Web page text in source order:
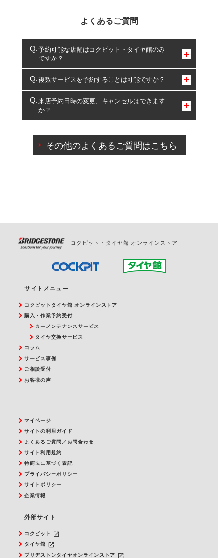
よくあるご質問
予約可能な店舗はコクピット・タイヤ館のみ
ですか？
コクピット・タイヤ館のみとなります。
複数サービスを予約することは可能ですか？
複数サービスのご予約は可能です。
一部の商品・サービスの組み合わせに限り、同時にご予約が
出来ないものもございます。
来店予約日時の変更、キャンセルはできます
か？
ご来店予約日の3営業日前を過ぎている場合のご予約
の日時変更につきましては、直接ご予約の店舗まで
その他のよくあるご質問はこちら
コクピット・タイヤ館 オンラインストア
サイトメニュー
コクピットタイヤ館 オンラインストア
購入・作業予約受付
カーメンテナンスサービス
タイヤ交換サービス
コラム
サービス事例
ご相談受付
お客様の声
マイページ
サイトの利用ガイド
よくあるご質問／お問合わせ
サイト利用規約
特商法に基づく表記
プライバシーポリシー
サイトポリシー
企業情報
外部サイト
コクピット launch
タイヤ館 launch
ブリヂストンタイヤオンラインストア launch